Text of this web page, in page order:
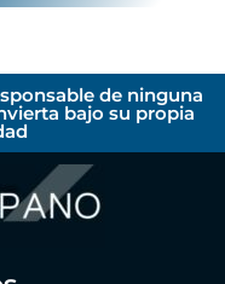
de ninguna
bajo su propia